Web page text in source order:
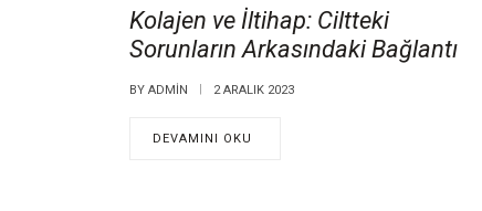
Kolajen ve İltihap: Ciltteki
Sorunların Arkasındaki Bağlantı
BY ADMIN 2 ARALIK 2023
DEVAMINI OKU